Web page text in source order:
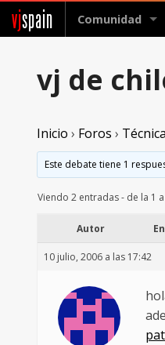
vjspain Comunidad
vj de
Inicio › Foros › Técnica
Este debate tiene 1
Viendo 2 entradas - de la 1
Autor
10 julio, 2006 a las 17:42